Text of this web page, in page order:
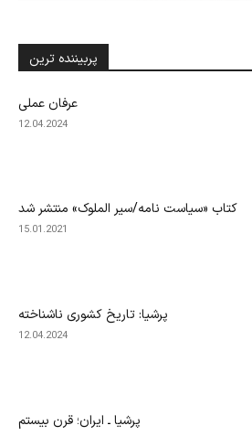
پربیننده ترین
عرفان عملی
12.04.2024
کتاب «سیاست نامه/سیر الملوک» منتشر شد
15.01.2021
پرشیا: تاریخ کشوری ناشناخته
12.04.2024
پرشیا ـ ایران؛ قرن بیستم